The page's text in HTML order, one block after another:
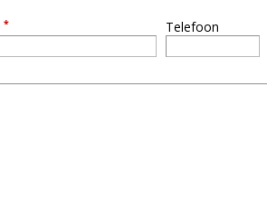
* Telefoon